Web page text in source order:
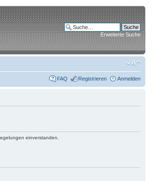
Erweiterte Suche
FAQ Registrieren Anmelden
einverstanden.